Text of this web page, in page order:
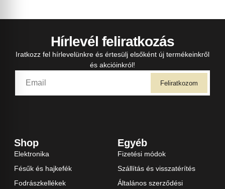
Hírlevél feliratkozás
Iratkozz fel hírlevelünkre és értesülj elsőként új termékeinkről
és akcióinkról!
Feliratkozom
Shop
Elektronika
Fésűk és hajkefék
Fodrászkellékek
Egyéb
Fizetési módok
Szállítás és visszatérítés
Általános szerződési